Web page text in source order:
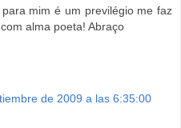
mim é um previlégio me faz
alma poeta! Abraço
de 2009 a las 6:35:00